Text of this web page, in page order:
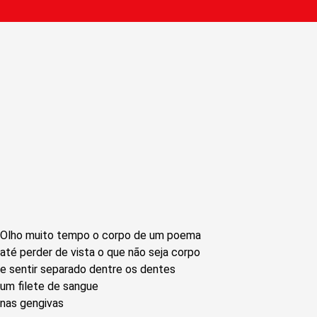
Olho muito tempo o corpo de um poema
até perder de vista o que não seja corpo
e sentir separado dentre os dentes
um filete de sangue
nas gengivas